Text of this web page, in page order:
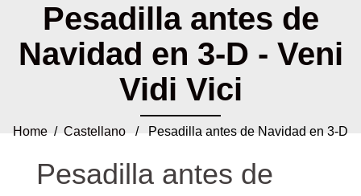
Pesadilla antes de
Navidad en 3-D - Veni
Vidi Vici
Home / Castellano / Pesadilla antes de Navidad en 3-D
Pesadilla antes de